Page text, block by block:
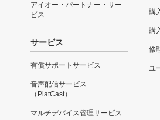
アイオー・パートナー・サー
ビス
サービス
有償サポートサービス
音声配信サービス
（PlatCast）
マルチデバイス管理サービス
購
購
修
ユ